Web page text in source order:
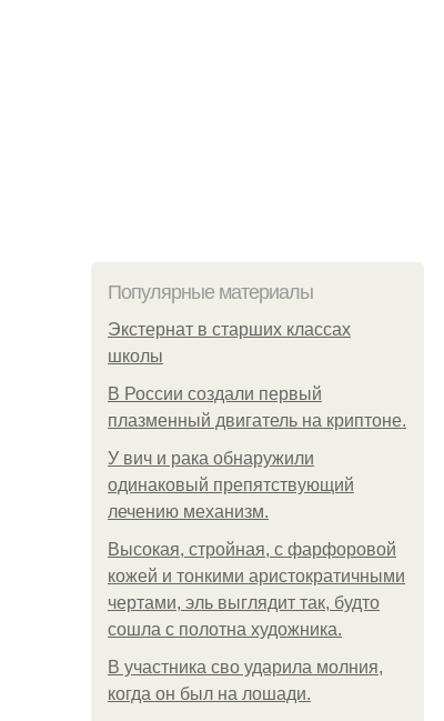
Популярные материалы
Экстернат в старших классах
школы
В России создали первый
плазменный двигатель на криптоне.
У вич и рака обнаружили
одинаковый препятствующий
лечению механизм.
Высокая, стройная, с фарфоровой
кожей и тонкими аристократичными
чертами, эль выглядит так, будто
сошла с полотна художника.
В участника сво ударила молния,
когда он был на лошади.